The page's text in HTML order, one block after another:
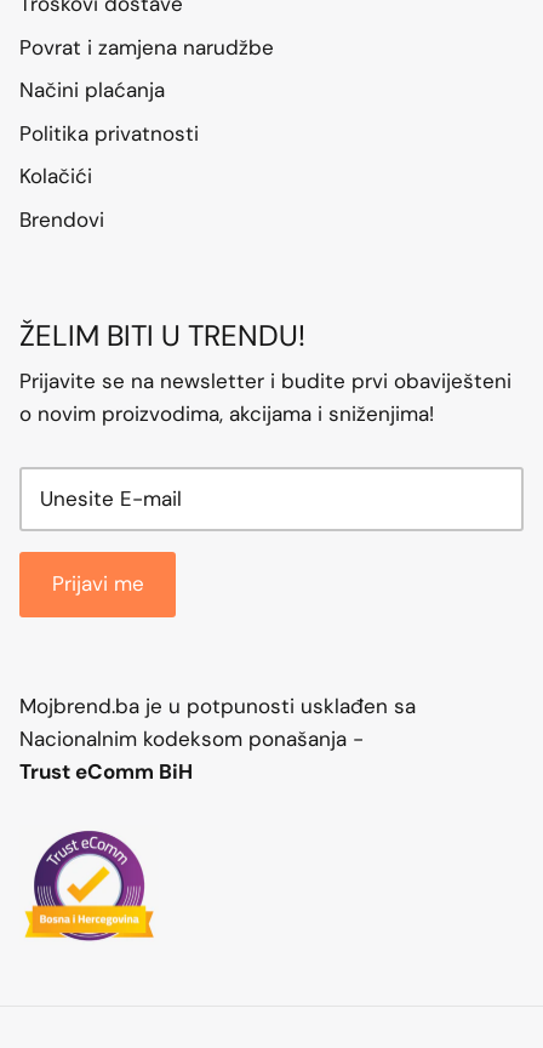
Povrat i zamjena narudžbe
Načini plaćanja
Politika privatnosti
Kolačići
Brendovi
ŽELIM BITI U TRENDU!
Prijavite se na newsletter i budite prvi obaviješteni
o novim proizvodima, akcijama i sniženjima!
Prijavi me
Mojbrend.ba je u potpunosti usklađen sa
Nacionalnim kodeksom ponašanja -
Trust eComm BiH